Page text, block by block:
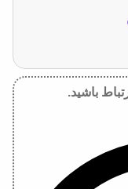
باشید.